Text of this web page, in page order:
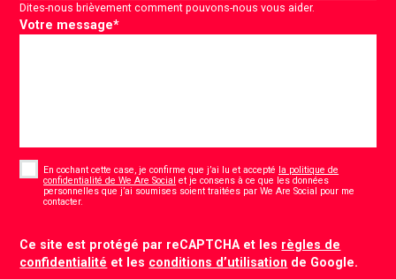
Dites-nous brièvement comment pouvons-nous vous aider.
Votre message*
En cochant cette case, je confirme que j’ai lu et accepté la politique de
confidentialité de We Are Social et je consens à ce que les données
personnelles que j’ai soumises soient traitées par We Are Social pour me
contacter.
Ce site est protégé par reCAPTCHA et les règles de
confidentialité et les conditions d’utilisation de Google.